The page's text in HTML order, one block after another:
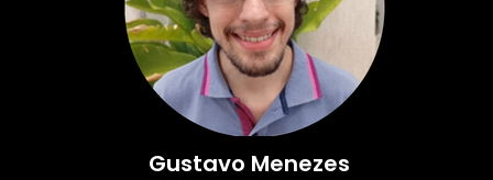
Gustavo Menezes